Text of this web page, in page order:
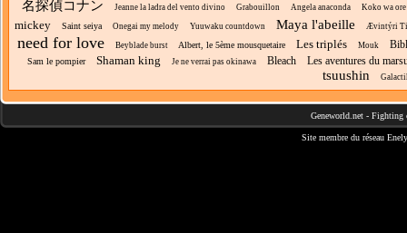
名探偵コナン Jeanne la ladra del vento divino Grabouillon Angela anaconda Koko wa ore
mickey Saint seiya Onegai my melody Yuuwaku countdown Maya l'abeille Ævintýri
need for love Beyblade burst Albert, le 5ème mousquetaire Les triplés Mouk
Sam le pompier Shaman king Je ne verrai pas okinawa Bleach Les aventures du
tsuushin
Geneworld.net - Fighting
Site membre du réseau